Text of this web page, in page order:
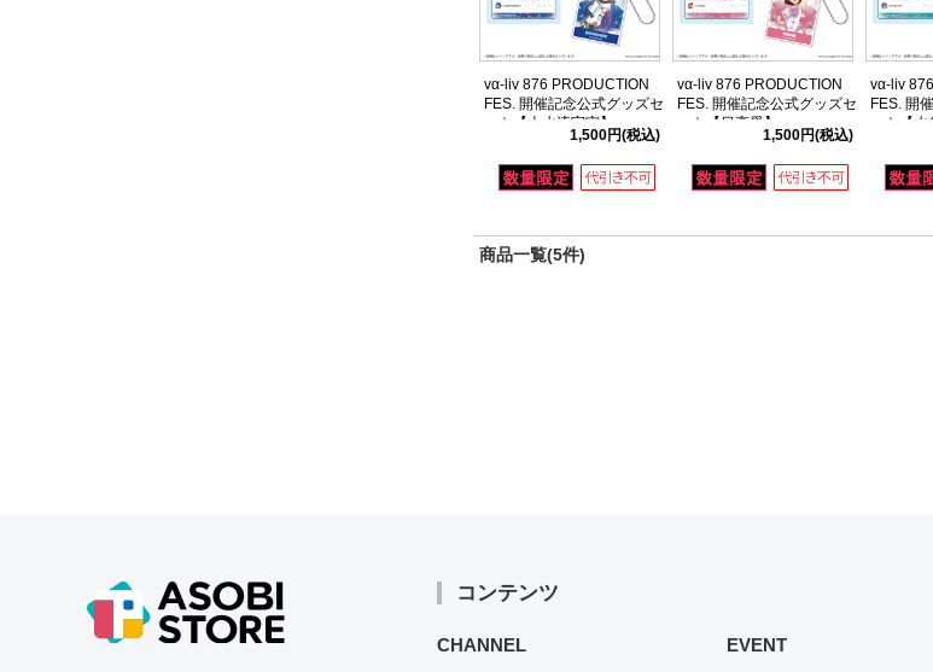
vα-liv 876 PRODUCTION
FES. 開催記念公式グッズセ
ット【上水流宇宙】
1,500円(税込)
vα-liv 876 PRODUCTION
FES. 開催記念公式グッズセ
ット【日高愛】
1,500円(税込)
vα-liv
FES. 開
ット【水
商品一覧(5件)
コンテンツ
CHANNEL EVENT